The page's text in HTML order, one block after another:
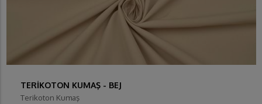
TERİKOTON KUMAŞ - BEJ
Terikoton Kumaş